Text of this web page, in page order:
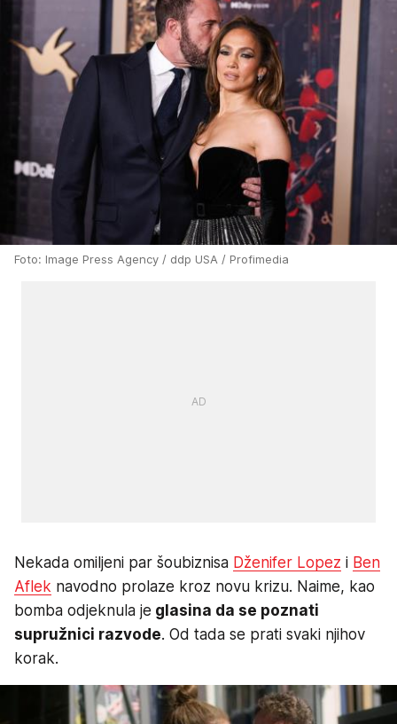
Foto: Image Press Agency / ddp USA / Profimedia
Nekada omiljeni par šoubiznisa Dženifer Lopez i Ben
Aflek navodno prolaze kroz novu krizu. Naime, kao
bomba odjeknula je glasina da se poznati
supružnici razvode. Od tada se prati svaki njihov
korak.